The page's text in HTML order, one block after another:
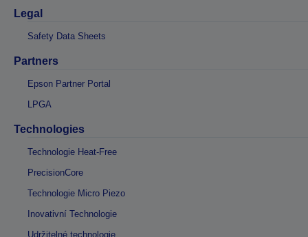
Legal
Safety Data Sheets
Partners
Epson Partner Portal
LPGA
Technologies
Technologie Heat-Free
PrecisionCore
Technologie Micro Piezo
Inovativní Technologie
Udržitelné technologie